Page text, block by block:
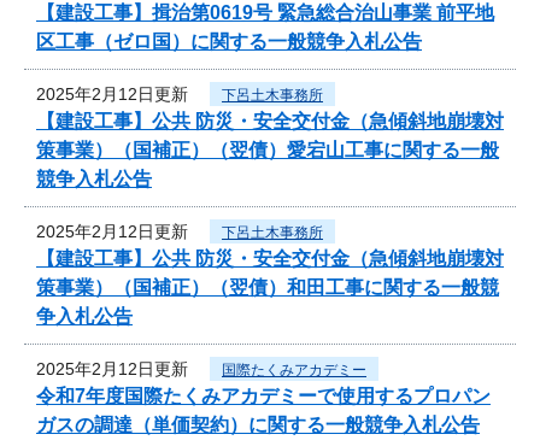
【建設工事】揖治第0619号 緊急総合治山事業 前平地
区工事（ゼロ国）に関する一般競争入札公告
2025年2月12日更新 下呂土木事務所
【建設工事】公共 防災・安全交付金（急傾斜地崩壊対
策事業）（国補正）（翌債）愛宕山工事に関する一般
競争入札公告
2025年2月12日更新 下呂土木事務所
【建設工事】公共 防災・安全交付金（急傾斜地崩壊対
策事業）（国補正）（翌債）和田工事に関する一般競
争入札公告
2025年2月12日更新 国際たくみアカデミー
令和7年度国際たくみアカデミーで使用するプロパン
ガスの調達（単価契約）に関する一般競争入札公告